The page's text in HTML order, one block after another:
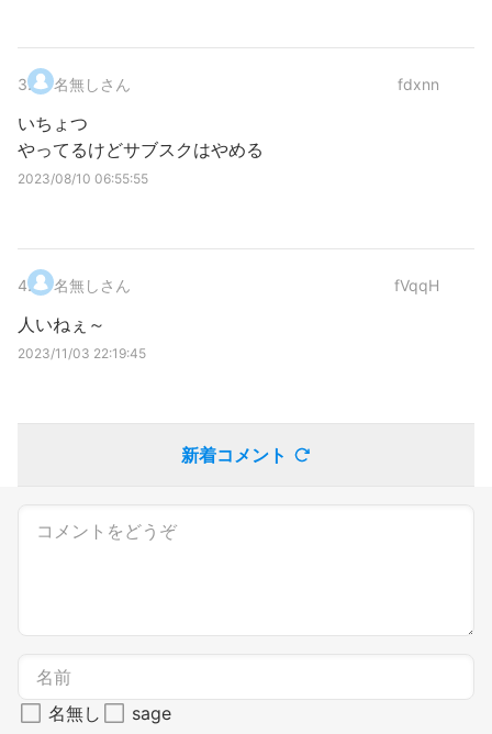
3. 名無しさん fdxnn
いちょつ
やってるけどサブスクはやめる
2023/08/10 06:55:55
4. 名無しさん fVqqH
人いねぇ～
2023/11/03 22:19:45
新着コメント
名無し sage